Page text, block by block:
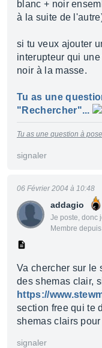
blanc + noir
à la suite de
si tu veux ajouter
interupteur qui
noir à la masse.
Tu as une
"Rechercher"...
Tu as une question à
signaler
addagio
Je poste, donc
Membre
06 Février 2004 à 10:48
Va chercher sur le
des shemas clair,
https://
section free qui te
shemas clairs
signaler